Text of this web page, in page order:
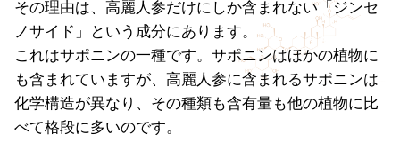
その理由は、高麗人参だけにしか含まれない「ジンセ
ノサイド」という成分にあります。
これはサポニンの一種です。サポニンはほかの植物に
も含まれていますが、高麗人参に含まれるサポニンは
化学構造が異なり、その種類も含有量も他の植物に比
べて格段に多いのです。